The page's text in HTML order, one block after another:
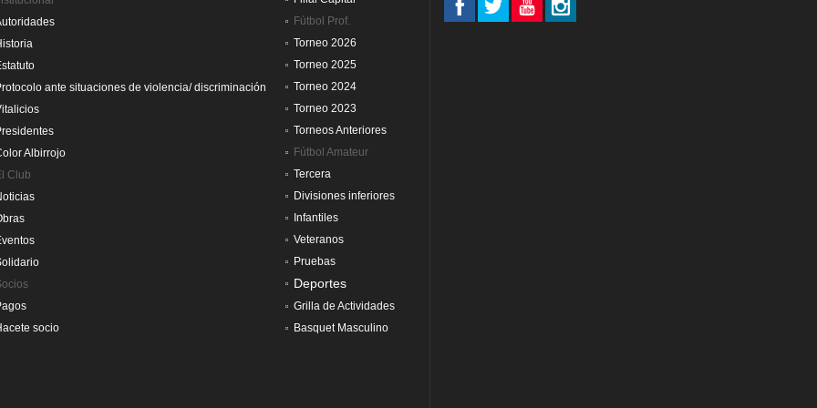
ante situaciones de violencia/ discriminación
Albirrojo
Club
socio
Fútbol Prof.
Torneo 2026
Torneo 2025
Torneo 2024
Torneo 2023
Torneos Anteriores
Fútbol Amateur
Tercera
Divisiones inferiores
Infantiles
Veteranos
Pruebas
Deportes
Grilla de Actividades
Basquet Masculino